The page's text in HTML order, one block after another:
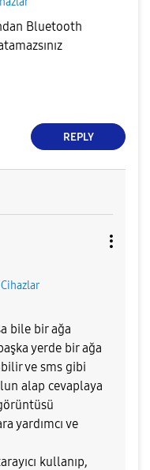
Bluetooth
REPLY
bile bir ağa
yerde bir ağa
ve sms gibi
alap cevaplaya
yardımcı ve
kullanıp,